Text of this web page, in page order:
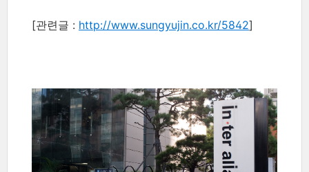
[관련글 : http://www.sungyujin.co.kr/5842]